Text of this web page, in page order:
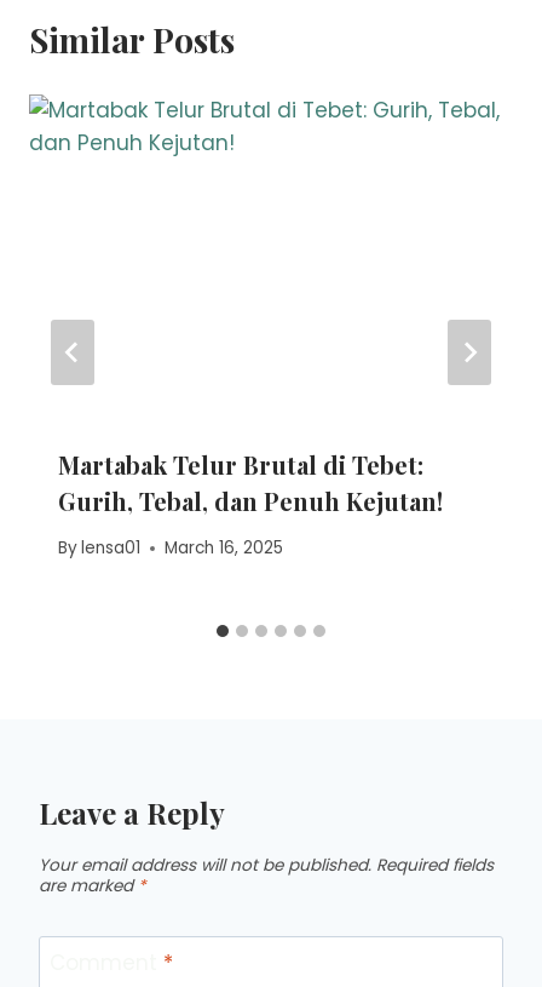
Similar Posts
Martabak Telur Brutal di Tebet:
Gurih, Tebal, dan Penuh Kejutan!
Bylensa01 March 16, 2025
Leave a Reply
Your email address will not be published. Required fields
are marked *
*